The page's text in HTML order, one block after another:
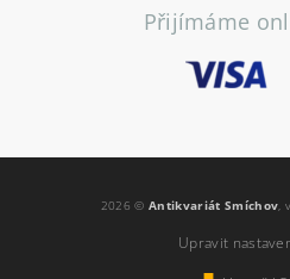
Přijímáme
2026 ©Antikvariát Smíchov
Upravit